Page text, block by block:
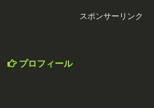
スポンサーリンク
プロフィール